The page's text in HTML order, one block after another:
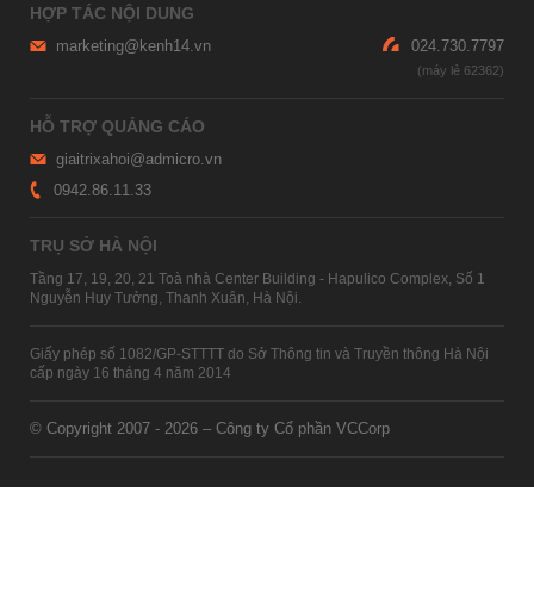
HỢP TÁC NỘI DUNG
marketing@kenh14.vn 024.730.7797
HỖ TRỢ QUẢNG CÁO
giaitrixahoi@admicro.vn
0942.86.11.33
TRỤ SỞ HÀ NỘI
Tầng 17, 19, 20, 21 Toà nhà Center Building - Hapulico Complex, Số 1
Nguyễn Huy Tưởng, Thanh Xuân, Hà Nội.
Giấy phép số 1082/GP-STTTT do Sở Thông tin và Truyền thông Hà Nội
cấp ngày 16 tháng 4 năm 2014
© Copyright 2007 - 2026 – Công ty Cổ phần VCCorp